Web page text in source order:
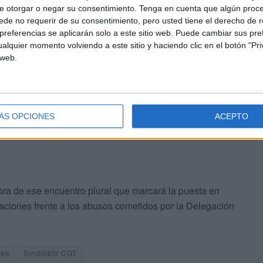
otorgar o negar su consentimiento. Tenga en cuenta que algún
no requerir de su consentimiento, pero usted tiene el derecho de
se aplicarán solo a este sitio web. Puede cambiar sus
momento volviendo a este sitio y haciendo clic en el botón
OPCIONES ACEPTO
los asesores jurídicos de CGT que se van
estarán en Ceuta en una asamblea general para
los procedimientos que se van a iniciar, así como
plantear.
de ese encuentro plural que marcará la puesta en
frente a los abusos cometidos por la Delegación
Sindicato CGT